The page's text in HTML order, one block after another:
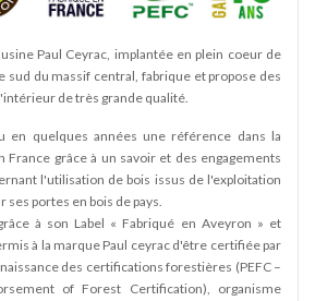
Paul Ceyrac, implantée en plein coeur de
sud du massif central, fabrique et propose des
de très grande qualité.
en quelques années une référence dans la
France grâce à un savoir et des engagements
l'utilisation de bois issus de l'exploitation
portes en bois de pays.
à son Label « Fabriqué en Aveyron » et
à la marque Paul ceyrac d'être certifiée par
des certifications forestières (PEFC –
of Forest Certification), organisme